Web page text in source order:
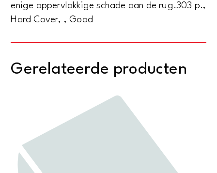
enige oppervlakkige schade aan de rug.303 p.,
Hard Cover, , Good
Gerelateerde producten